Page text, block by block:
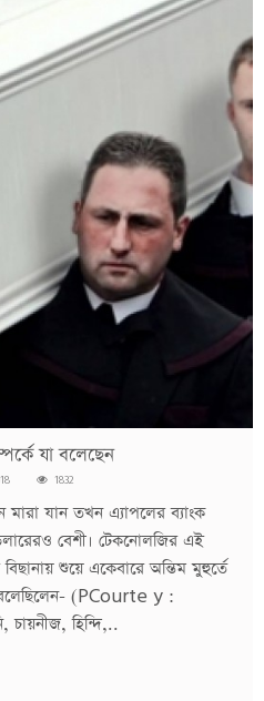
যা বলেছেন
1832
মারা যান তখন এ্যাপলের ব্যাংক
বেশী। টেকনোলজির এই
শুয়ে একেবারে অন্তিম মুহুর্তে
বলেছিলেন- (PCourte y :
হিন্দি,..